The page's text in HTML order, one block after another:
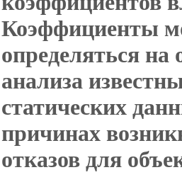
Коэффициенты
определяться на
анализа
статических
причинах
отказов для